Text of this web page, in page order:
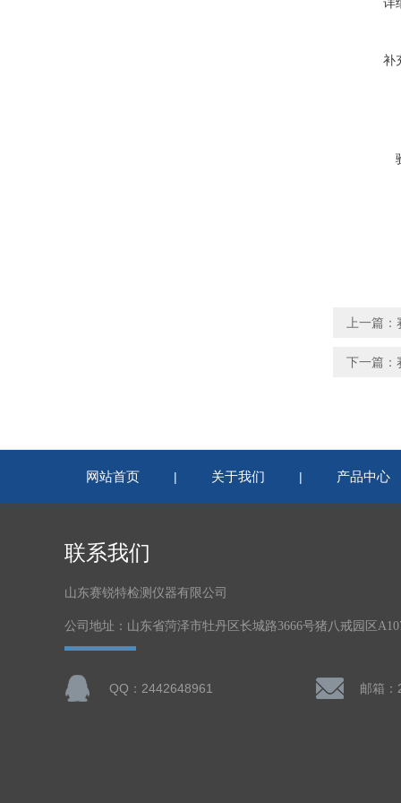
补
上一篇：
下一篇：
网站首页 | 关于我们 | 产品中心
联系我们
山东赛锐特检测仪器有限公司
公司地址：山东省菏泽市牡丹区长城路3666号猪八戒园区
QQ：2442648961 邮箱